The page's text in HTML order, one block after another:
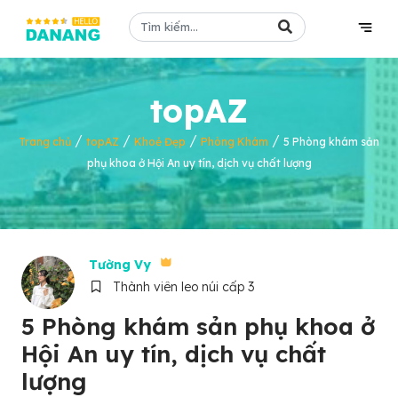
topAZ
Trang chủ / topAZ / Khoẻ Đẹp / Phòng Khám / 5 Phòng khám sản
phụ khoa ở Hội An uy tín, dịch vụ chất lượng
Tường Vy
Thành viên leo núi cấp 3
5 Phòng khám sản phụ khoa ở
Hội An uy tín, dịch vụ chất
lượng